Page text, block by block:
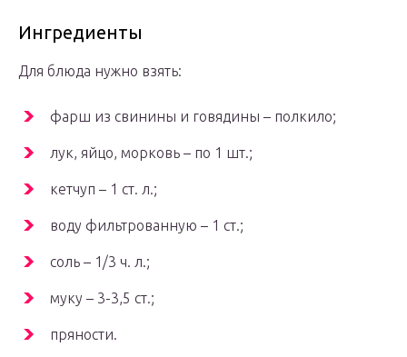
Ингредиенты
Для блюда нужно взять:
фарш из свинины и говядины – полкило;
лук, яйцо, морковь – по 1 шт.;
кетчуп – 1 ст. л.;
воду фильтрованную – 1 ст.;
соль – 1/3 ч. л.;
муку – 3-3,5 ст.;
пряности.